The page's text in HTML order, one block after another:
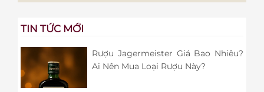
TIN TỨC MỚI
Rượu Jagermeister Giá Bao Nhiêu?
Ai Nên Mua Loại Rượu Này?